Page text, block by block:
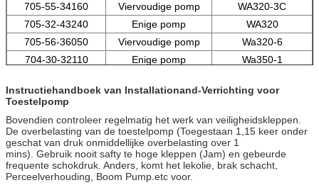
705-55-34160
Viervoudige pomp
WA320-3C
705-32-43240
Enige pomp
WA320
705-56-36050
Viervoudige pomp
Wa320-6
704-30-32110
Enige pomp
Wa350-1
Instructiehandboek van Installationand-Verrichting voor
Toestelpomp
Bovendien controleer regelmatig het werk van veiligheidskleppen.
De overbelasting van de toestelpomp (Toegestaan 1,15 keer onder
geschat van druk onmiddellijke overbelasting over 1
mins). Gebruik nooit safty te hoge kleppen (Jam) en gebeurde
frequente schokdruk. Anders, komt het lekolie, brak schacht,
Perceelverhouding, Boom Pump.etc voor.